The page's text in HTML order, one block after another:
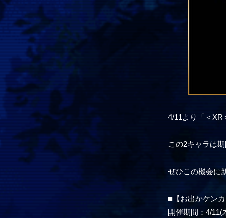
4/11より「＜
この2キャラは
ぜひこの機会に
■【お出かケン
開催期間：4/11(